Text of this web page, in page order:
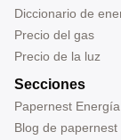
Diccionario de
Precio del gas
Precio de la luz
Secciones
Papernest Energía
Blog de papernest